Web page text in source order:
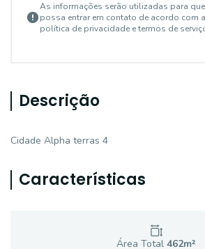
As informações serão utilizadas para
possa entrar em contato de acordo com a
política de privacidade e termos de
Descrição
Cidade Alpha terras 4
Características
Área Total 462m²